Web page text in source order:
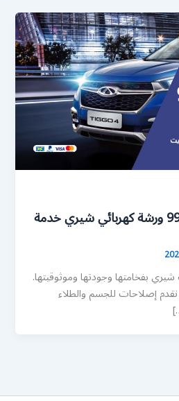
كراج شيري 99007366 ورشة كهربائي شيري خدمة
بفخامتها وجودتها وموثوقيتها.
إصلاحات للجسم والطلاء